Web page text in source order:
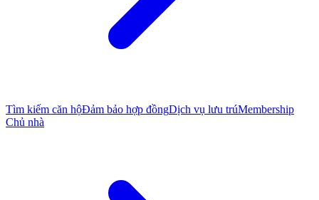
Tìm kiếm căn hộĐảm bảo hợp đồngDịch vụ lưu trúMembership
Chủ nhà